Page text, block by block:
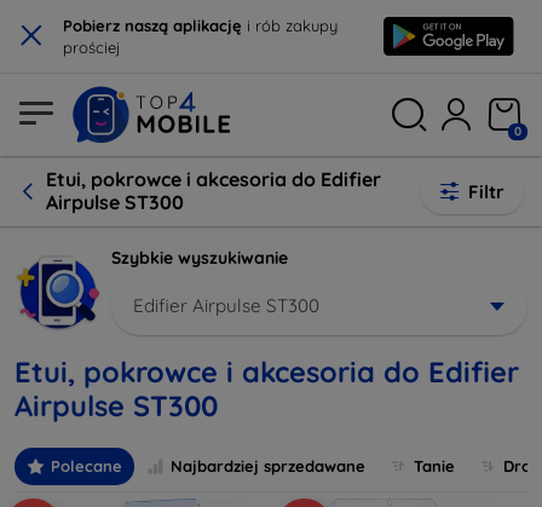
× Pobierz naszą aplikację i rób zakupy
prościej
0
Etui, pokrowce i akcesoria do Edifier
Airpulse ST300
Filtr
Szybkie wyszukiwanie
Edifier Airpulse ST300
Etui, pokrowce i akcesoria do Edifier
Airpulse ST300
Polecane Najbardziej sprzedawane Tanie